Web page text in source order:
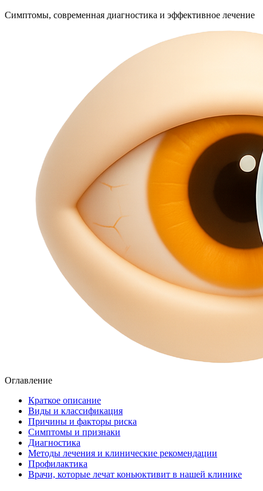
Симптомы, современная диагностика и эффективное лечение
Оглавление
Краткое описание
Виды и классификация
Причины и факторы риска
Симптомы и признаки
Диагностика
Методы лечения и клинические рекомендации
Профилактика
Врачи, которые лечат коньюктивит в нашей клинике